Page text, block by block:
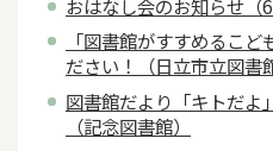
おはなし会のお知らせ（6
「図書館がすすめるこ
ださい！（日立市立図書
図書館だより「キトだよ
（記念図書館）